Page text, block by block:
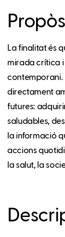
La finalitat és
mirada crítica
contemporani.
directament
futures:
saludables,
la informació
accions
la salut, la